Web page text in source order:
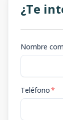
¿Te
Nombre
Teléfono*